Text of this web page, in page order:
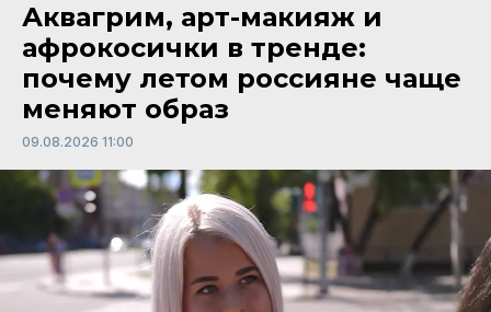
Аквагрим, арт-макияж и
афрокосички в тренде:
почему летом россияне чаще
меняют образ
09.08.2026 11:00